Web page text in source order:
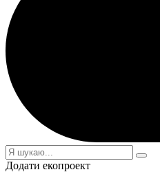
Додати екопроект